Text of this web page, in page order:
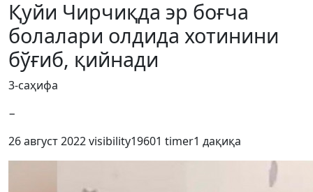
Қуйи Чирчиқда эр боғча
болалари олдида хотинини
бўғиб, қийнади
3-саҳифа
−
26 август 2022visibility19601 timer1 дақиқа